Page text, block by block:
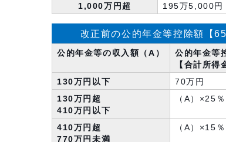
1,000万円超 195万5,000円
改正前の公的年金等控除額【
公的年金等の収入額（A）
公的年金等
【合計所得
130万円以下
70万円
130万円超
410万円以下
（A）×25
410万円超
770万円未満
（A）×15